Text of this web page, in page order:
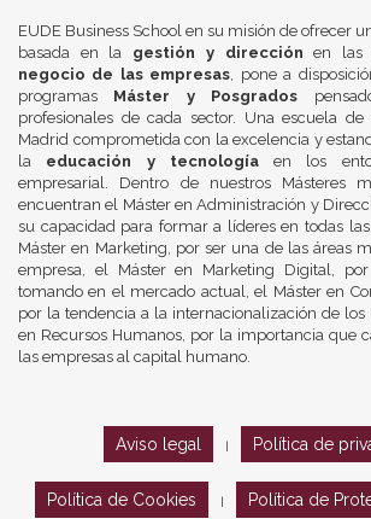
EUDE Business School en su misión de ofrecer
basada en la gestión y dirección en las
negocio de las empresas, pone a
programas Máster y Posgrados
profesionales de cada sector. Una escuela de
Madrid comprometida con la excelencia y
la educación y tecnologíaen los
empresarial. Dentro de nuestros Másteres
encuentran el Máster en Administración y
su capacidad para formar a líderes en todas
Máster en Marketing, por ser una de las áreas
empresa, el Máster en Marketing Digital,
tomando en el mercado actual, el Máster en
por la tendencia a la internacionalización de los
en Recursos Humanos, por la importancia que
las empresas al capital humano.
Aviso legal Política de
Política de Cookies Política de